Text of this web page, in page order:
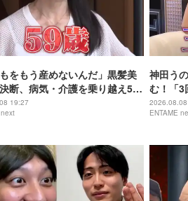
もをもう産めないんだ」黒髪美
断、病気・介護を乗り越え56
あちゃん”に
19:27
神田う
む！「3
身の過
ENTAME